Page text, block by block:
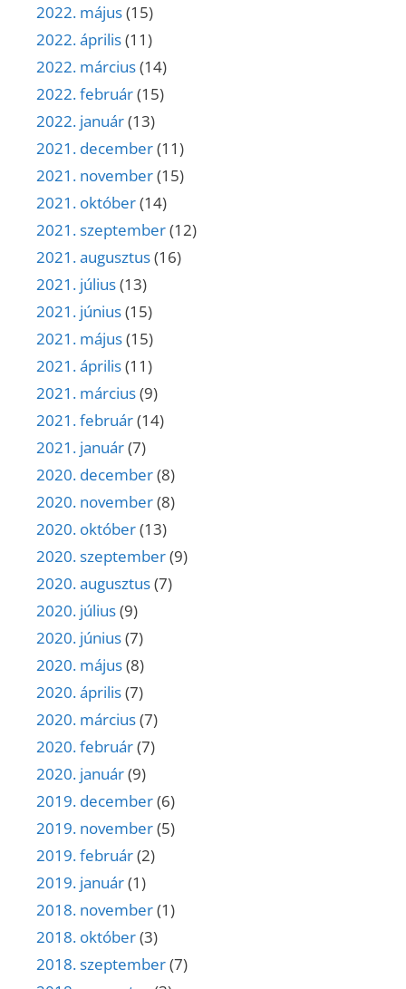
2022. május(15)
2022. április(11)
2022. március(14)
2022. február(15)
2022. január(13)
2021. december(11)
2021. november(15)
2021. október(14)
2021. szeptember(12)
2021. augusztus(16)
2021. július(13)
2021. június(15)
2021. május(15)
2021. április(11)
2021. március(9)
2021. február(14)
2021. január(7)
2020. december(8)
2020. november(8)
2020. október(13)
2020. szeptember(9)
2020. augusztus(7)
2020. július(9)
2020. június(7)
2020. május(8)
2020. április(7)
2020. március(7)
2020. február(7)
2020. január(9)
2019. december(6)
2019. november(5)
2019. február(2)
2019. január(1)
2018. november(1)
2018. október(3)
2018. szeptember(7)